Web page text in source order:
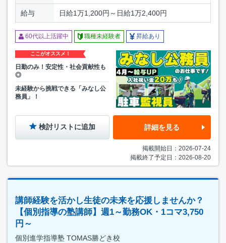
給与 日給1万1,200円～日給1万2,400円
60代以上活躍中 職種未経験者 昇給あり
ここがオススメ！
日勤のみ！安定性・社会貢献性も
◎
未経験から挑戦できる「みなし公
務員」！
検討リストに追加 詳細を見る
掲載開始日：2026-07-24
掲載終了予定日：2026-08-20
講師経験を活かし生徒の未来を応援しませんか？
【個別指導の塾講師】週1～勤務OK・1コマ3,750
円～
個別進学指導塾 TOMAS勝どき校